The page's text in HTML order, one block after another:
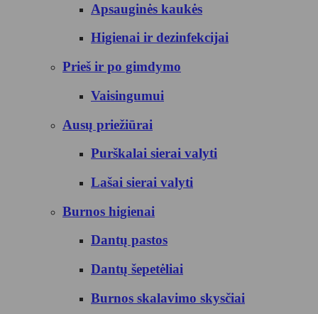
Apsauginės kaukės
Higienai ir dezinfekcijai
Prieš ir po gimdymo
Vaisingumui
Ausų priežiūrai
Purškalai sierai valyti
Lašai sierai valyti
Burnos higienai
Dantų pastos
Dantų šepetėliai
Burnos skalavimo skysčiai